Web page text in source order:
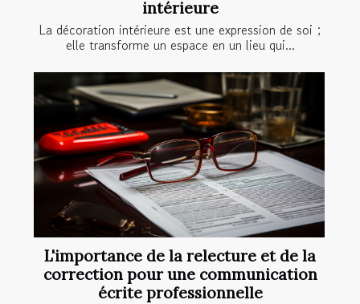
intérieure
La décoration intérieure est une expression de soi ;
elle transforme un espace en un lieu qui...
L'importance de la relecture et de la
correction pour une communication
écrite professionnelle